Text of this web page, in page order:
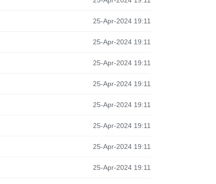
25-Apr-2024 19:11
25-Apr-2024 19:11
25-Apr-2024 19:11
25-Apr-2024 19:11
25-Apr-2024 19:11
25-Apr-2024 19:11
25-Apr-2024 19:11
25-Apr-2024 19:11